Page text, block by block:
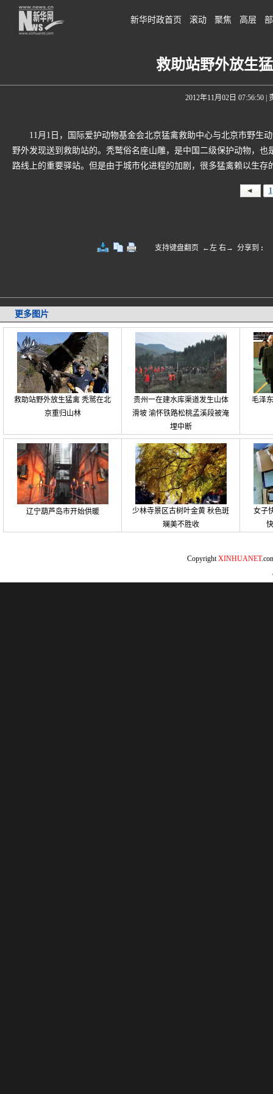
新华时政首页 滚动 聚焦 高层
救助站野外放生
2012年11月02日 07:56:50|
11月1日，国际爱护动物基金会北京猛禽救助中心与北京市野生
野外发现送到救助站的。秃鹫俗名座山雕，是中国二级保护动物，
路线上的重要驿站。但是由于城市化进程的加剧，很多猛禽赖以生
1
支持键盘翻页 ←左 右→ 分享到 :
更多图片
救助站野外放生猛禽 秃鹫在北
京重归山林
贵州一在建水库渠道发生山体
滑坡 渝怀铁路松桃孟溪段被淹
埋中断
毛泽
辽宁葫芦岛市开始供暖
少林寺景区古树叶金黄 秋色斑
斓美不胜收
女子
CopyrightXINHUANET